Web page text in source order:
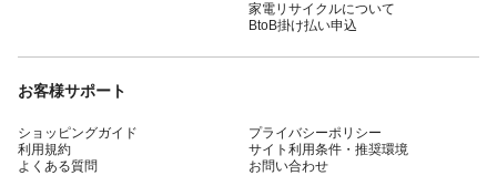
家電リサイクルについて
BtoB掛け払い申込
お客様サポート
ショッピングガイド
利用規約
よくある質問
プライバシーポリシー
サイト利用条件・推奨環境
お問い合わせ